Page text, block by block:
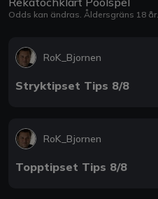
Odds kan ändras. Åldersgräns 18 år.
RoK_Bjornen
Stryktipset Tips 8/8
RoK_Bjornen
Topptipset Tips 8/8